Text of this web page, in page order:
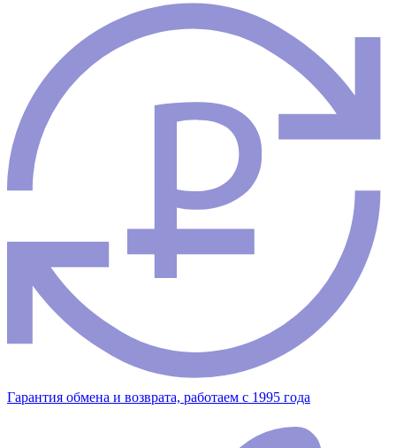
Гарантия обмена и возврата, работаем с 1995 года